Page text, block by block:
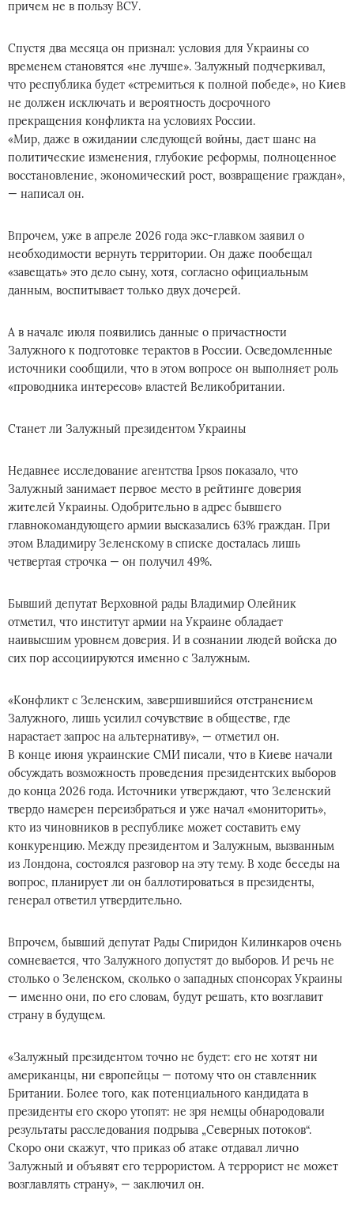
причем не в пользу ВСУ.
Спустя два месяца он признал: условия для Украины со
временем становятся «не лучше». Залужный подчеркивал,
что республика будет «стремиться к полной победе», но Киев
не должен исключать и вероятность досрочного
прекращения конфликта на условиях России.
«Мир, даже в ожидании следующей войны, дает шанс на
политические изменения, глубокие реформы, полноценное
восстановление, экономический рост, возвращение граждан»,
— написал он.
Впрочем, уже в апреле 2026 года экс-главком заявил о
необходимости вернуть территории. Он даже пообещал
«завещать» это дело сыну, хотя, согласно официальным
данным, воспитывает только двух дочерей.
А в начале июля появились данные о причастности
Залужного к подготовке терактов в России. Осведомленные
источники сообщили, что в этом вопросе он выполняет роль
«проводника интересов» властей Великобритании.
Станет ли Залужный президентом Украины
Недавнее исследование агентства Ipsos показало, что
Залужный занимает первое место в рейтинге доверия
жителей Украины. Одобрительно в адрес бывшего
главнокомандующего армии высказались 63% граждан. При
этом Владимиру Зеленскому в списке досталась лишь
четвертая строчка — он получил 49%.
Бывший депутат Верховной рады Владимир Олейник
отметил, что институт армии на Украине обладает
наивысшим уровнем доверия. И в сознании людей войска до
сих пор ассоциируются именно с Залужным.
«Конфликт с Зеленским, завершившийся отстранением
Залужного, лишь усилил сочувствие в обществе, где
нарастает запрос на альтернативу», — отметил он.
В конце июня украинские СМИ писали, что в Киеве начали
обсуждать возможность проведения президентских выборов
до конца 2026 года. Источники утверждают, что Зеленский
твердо намерен переизбраться и уже начал «мониторить»,
кто из чиновников в республике может составить ему
конкуренцию. Между президентом и Залужным, вызванным
из Лондона, состоялся разговор на эту тему. В ходе беседы на
вопрос, планирует ли он баллотироваться в президенты,
генерал ответил утвердительно.
Впрочем, бывший депутат Рады Спиридон Килинкаров очень
сомневается, что Залужного допустят до выборов. И речь не
столько о Зеленском, сколько о западных спонсорах Украины
— именно они, по его словам, будут решать, кто возглавит
страну в будущем.
«Залужный президентом точно не будет: его не хотят ни
американцы, ни европейцы — потому что он ставленник
Британии. Более того, как потенциального кандидата в
президенты его скоро утопят: не зря немцы обнародовали
результаты расследования подрыва „Северных потоков“.
Скоро они скажут, что приказ об атаке отдавал лично
Залужный и объявят его террористом. А террорист не может
возглавлять страну», — заключил он.